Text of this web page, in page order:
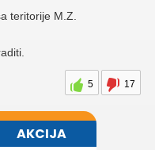
teritorije M.Z.
5 17